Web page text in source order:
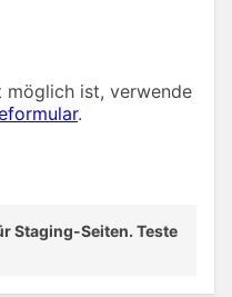
möglich ist, verwende
.
Staging-Seiten. Teste